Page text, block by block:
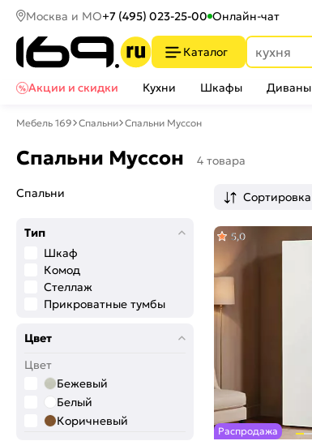
Москва и МО+7 (495) 023-25-00 Онлайн-чат
Каталог
Акции и скидки
Кухни Шкафы Диваны
Мебель 169 Спальни Спальни Муссон
Спальни Муссон 4 товара
Спальни
Тип
Шкаф
Комод
Стеллаж
Прикроватные тумбы
Цвет
Цвет
Бежевый
Белый
Коричневый
Сортировка
Распродажа
5,0